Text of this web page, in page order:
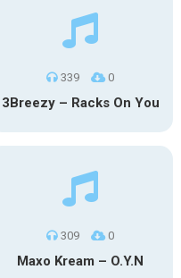
339 0
3Breezy – Racks On You
309 0
Maxo Kream – O.Y.N